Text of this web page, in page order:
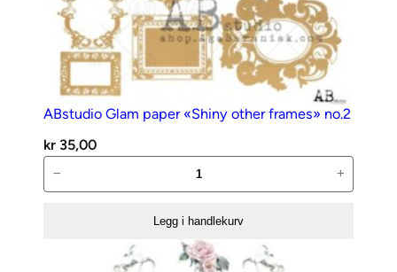
ABstudio Glam paper «Shiny other frames» no.2
kr 35,00
Glam
− +
Legg i handlekurv